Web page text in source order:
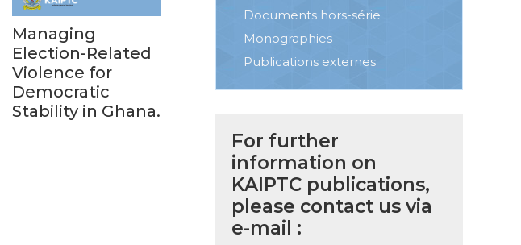
Managing
Election-Related
Violence for
Democratic
Stability in Ghana.
Documents hors-série
Monographies
Publications externes
For further
information on
KAIPTC publications,
please contact us via
e-mail :